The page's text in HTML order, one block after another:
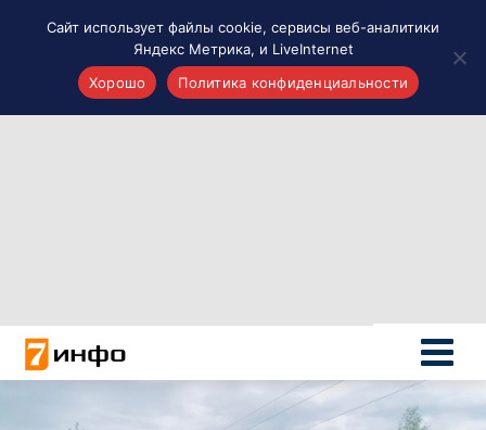
Новости России
Политика
Новости мира
Все материалы 7инфо
Сайт использует файлы cookie, сервисы веб-аналитики
Яндекс Метрика, и LiveInternet
Хорошо
Политика конфиденциальности